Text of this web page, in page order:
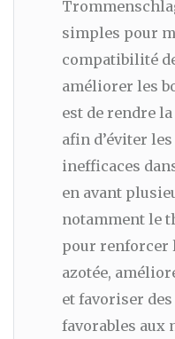
simples pour
compatibilité
améliorer les
est de rendre
afin d’éviter
inefficaces
en avant
notamment le
pour renforcer
azotée,
et favoriser
favorables aux